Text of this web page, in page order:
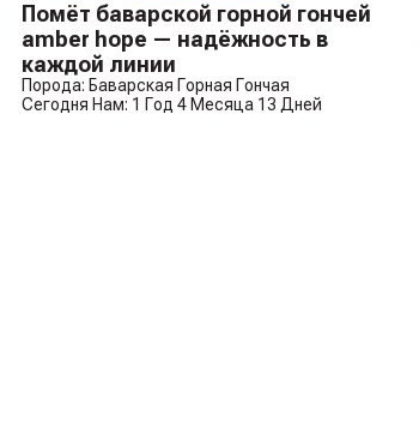
Помёт баварской горной гончей
amber hope — надёжность в
каждой линии
Порода: Баварская Горная Гончая
Сегодня Нам: 1 Год 4 Месяца 13 Дней